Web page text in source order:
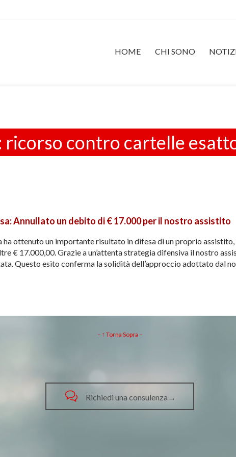
HOME CHI SONO
ricorso contro cartelle
Annullato un debito di € 17.000 per il nostro assistito
ha ottenuto un importante risultato in difesa di un proprio
€ 17.000,00. Grazie a un’attenta strategia difensiva il nostro
Questo esito conferma la solidità dell’approccio adottato dal
– ↑ Torna Sopra –
 Richiedi una consulenza→